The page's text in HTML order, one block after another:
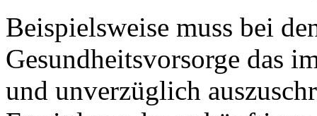
Beispielsweise muss bei
Gesundheitsvorsorge das
und unverzüglich